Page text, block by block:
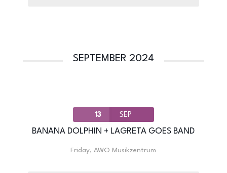
SEPTEMBER 2024
13 SEP
BANANA DOLPHIN + LAGRETA GOES BAND
Friday, AWO Musikzentrum